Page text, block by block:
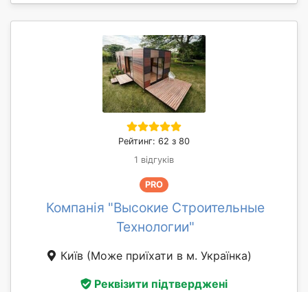
Рейтинг: 62 з 80
1 відгуків
PRO
Компанія "Высокие Строительные
Технологии"
Київ (Може приїхати в м. Українка)
Реквізити підтверджені